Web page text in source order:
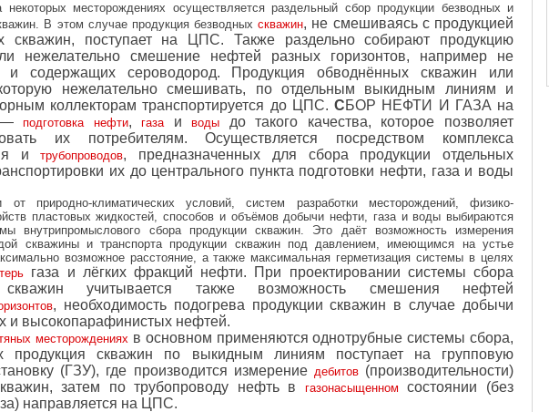
некоторых месторождениях осуществляется раздельный сбор продукции безводных и
В этом случае продукция безводных скважин, не смешиваясь с продукцией
скважин, поступает на ЦПС. Также раздельно собирают продукцию
нежелательно смешение нефтей разных горизонтов, например не
и содержащих сероводород. Продукция обводнённых скважин или
нежелательно смешивать, по отдельным выкидным линиям и
коллекторам транспортируется до ЦПС. СБОР НЕФТИ И ГАЗА на
—
подготовка нефти, газа и воды
до такого качества, которое позволяет
их потребителям. Осуществляется посредством комплекса
и
трубопроводов, предназначенных для сбора продукции отдельных
их до центрального пункта подготовки нефти, газа и воды
от природно-климатических условий, систем разработки месторождений, физико-
пластовых жидкостей, способов и объёмов добычи нефти, газа и воды выбираются
внутрипромыслового сбора продукции скважин. Это даёт возможность измерения
скважины и транспорта продукции скважин под давлением, имеющимся на устье
возможное расстояние, а также максимальная герметизация системы в целях
газа и лёгких фракций нефти. При проектировании системы сбора
скважин учитывается также возможность смешения нефтей
, необходимость подогрева продукции скважин в случае добычи
и высокопарафинистых нефтей.
месторождениях в основном применяются однотрубные системы сбора,
продукция скважин по выкидным линиям поступает на групповую
(ГЗУ), где производится измерение дебитов (производительности)
затем по трубопроводу нефть в
газонасыщенном
состоянии (без
направляется на ЦПС.